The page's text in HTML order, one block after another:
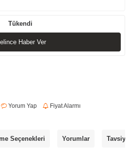
Tükendi
Haber Ver
Yorum Yap Fiyat Alarmı
Seçenekleri Yorumlar